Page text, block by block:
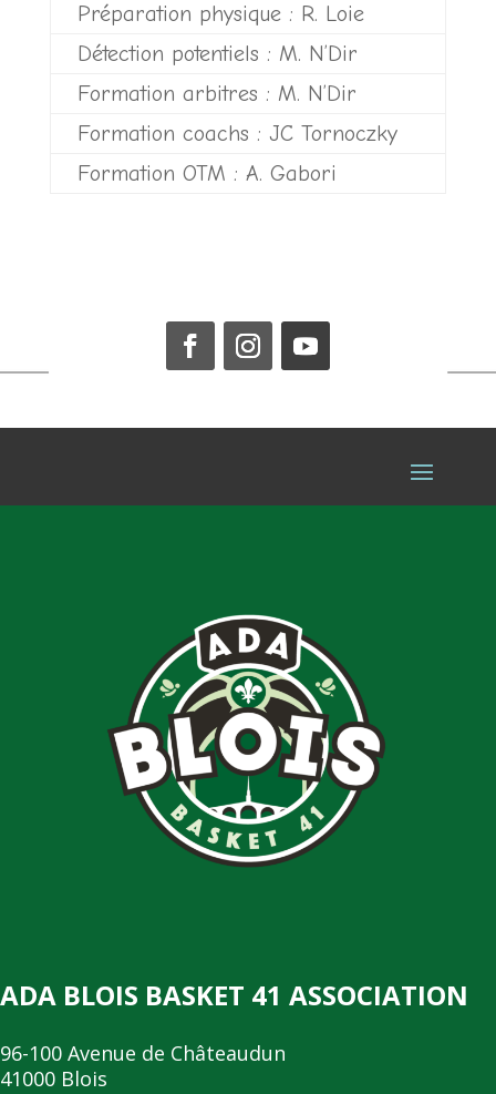
Préparation physique : R. Loie
Détection potentiels : M. N’Dir
Formation arbitres : M. N’Dir
Formation coachs : JC Tornoczky
Formation OTM : A. Gabori
ADA BLOIS BASKET 41 ASSOCIATION
96-100 Avenue de Châteaudun
41000 Blois